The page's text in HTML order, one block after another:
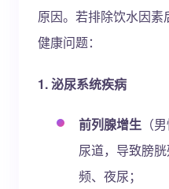
原因。若排除饮水因
健康问题：
1. 泌尿系统疾病
前列腺增生 （
尿道，导致膀
频、夜尿；